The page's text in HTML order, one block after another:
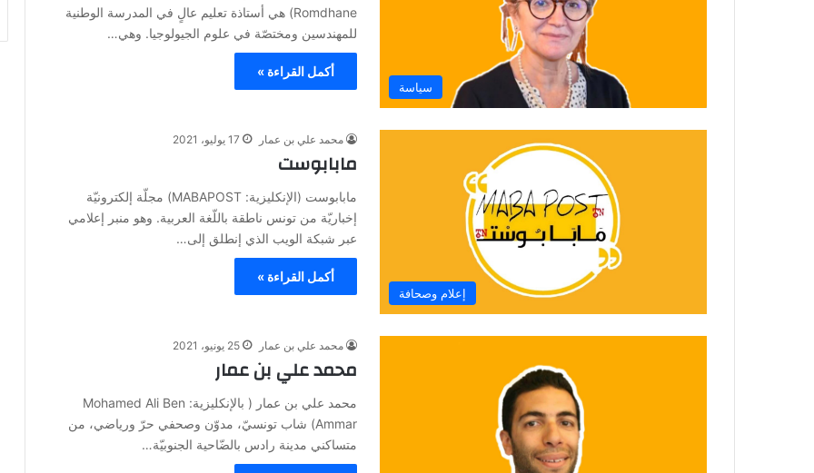
سياسة
Romdhane) هي أستاذة تعليم عالٍ في المدرسة الوطنية
للمهندسين ومختصّة في علوم الجيولوجيا. وهي…
أكمل القراءة »
إعلام وصحافة
محمد علي بن عمار 17 يوليو، 2021
مابابوست
مابابوست (الإنكليزية: MABAPOST) مجلّة إلكترونيّة
إخباريّة من تونس ناطقة باللّغة العربية. وهو منبر إعلامي
عبر شبكة الويب الذي إنطلق إلى…
أكمل القراءة »
محمد علي بن عمار 25 يونيو، 2021
محمد علي بن عمار
محمد علي بن عمار ( بالإنكليزية: Mohamed Ali Ben
Ammar) شاب تونسيّ، مدوّن وصحفي حرّ ورياضي، من
متساكني مدينة رادس بالضّاحية الجنوبيّة…